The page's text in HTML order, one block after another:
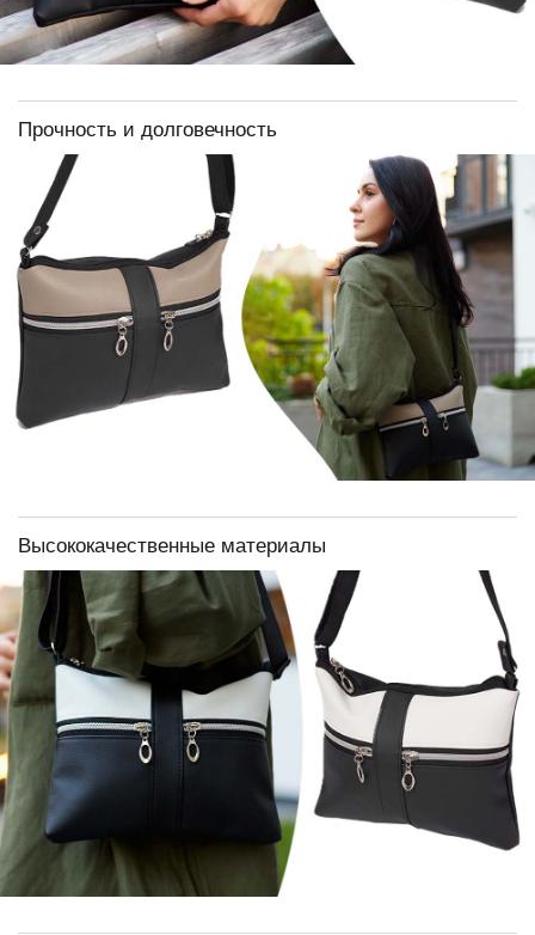
Прочность и долговечность
Высококачественные материалы